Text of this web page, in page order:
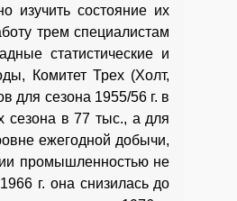
изучить состояние их
трем специалистам
статистические и
Комитет Трех (Холт,
для сезона 1955/56 г. в
в 77 тыс., а для
ежегодной добычи,
промышленностью не
г. она снизилась до